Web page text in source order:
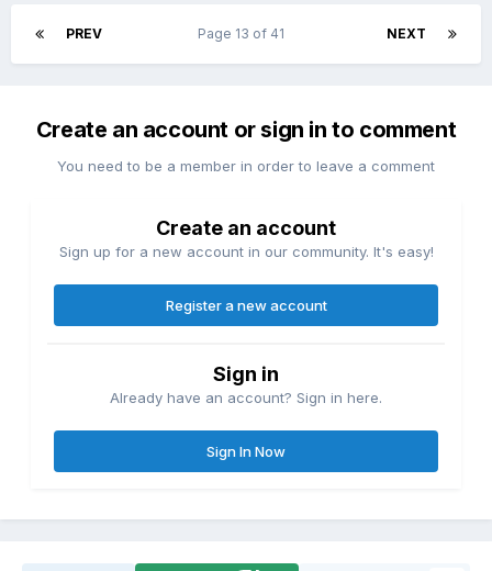
PREV NEXT
Page 13 of 41
Create an account or sign in to comment
You need to be a member in order to leave a comment
Create an account
Sign up for a new account in our community. It's easy!
Register a new account
Sign in
Already have an account? Sign in here.
Sign In Now